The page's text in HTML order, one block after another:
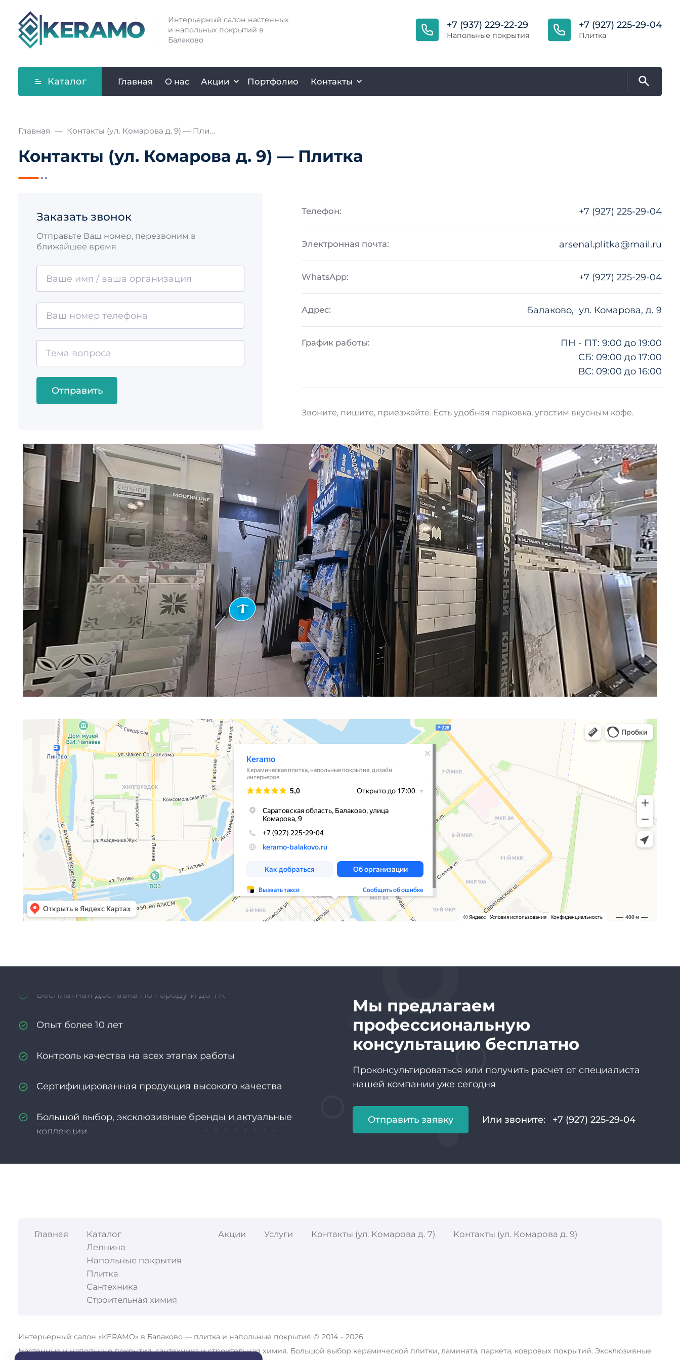
Интерьерный салон настенных
и напольных покрытий в
Балаково
+7 (937) 229-22-29
Напольные покрытия
+7 (927) 225-29-04
Плитка
Каталог Главная О нас Акции Портфолио Контакты
Главная Контакты (ул. Комарова д. 9) — Плитка
Контакты (ул. Комарова д. 9) — Плитка
Телефон: +7 (927) 225-29-04
Электронная почта: arsenal.plitka@mail.ru
WhatsApp: +7 (927) 225-29-04
Адрес: Балаково, ул. Комарова, д. 9
График работы:
ПН - ПТ: 9:00 до 19:00
СБ: 09:00 до 17:00
ВС: 09:00 до 16:00
Звоните, пишите, приезжайте. Есть удобная парковка, угостим вкусным кофе.
Заказать звонок
Отправьте Ваш номер, перезвоним в
ближайшее время
Отправить
Строительный магазин в Балакове
Керамическая плитка в Балакове
Мы предлагаем
профессиональную
консультацию бесплатно
Проконсультироваться или получить расчет от специалиста
нашей компании уже сегодня
Отправить заявку Или звоните: +7 (927) 225-29-04
Сертифицированная продукция высокого качества
Большой выбор, эксклюзивные бренды и актуальные
коллекции
Выгодная цена от производителя
Бесплатный выезд на замер
Бесплатная 3D-визуализация
Бесплатная доставка по городу и до ТК
Опыт более 10 лет
Контроль качества на всех этапах работы
Сертифицированная продукция высокого качества
Большой выбор, эксклюзивные бренды и актуальные
Выгодная цена от производителя
Бесплатный выезд на замер
Бесплатная доставка по городу и до ТК
Опыт более 10 лет
Главная
Каталог
Лепнина
Напольные покрытия
Плитка
Сантехника
Строительная химия
Акции Услуги Контакты (ул. Комарова д. 7) Контакты (ул. Комарова д. 9)
Интерьерный салон «KERAMO» в Балаково — плитка и напольные покрытия © 2014 - 2026
Настенные и напольные покрытия, сантехника и строительная химия. Большой выбор керамической плитки, ламината, паркета, ковровых покрытий. Эксклюзивные